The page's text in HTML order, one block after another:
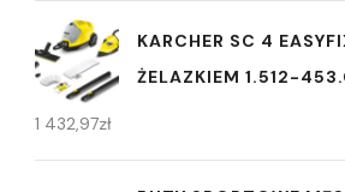
KARCHER SC 4
ŻELAZKIEM 1.512-
1 432,97zł